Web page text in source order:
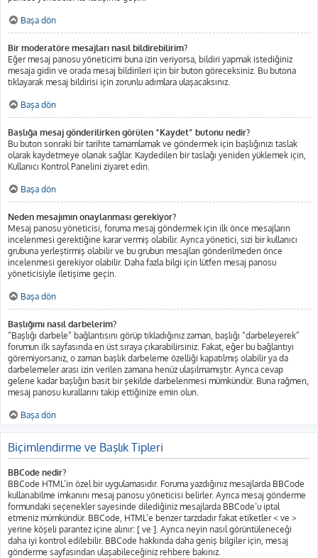
Başa dön
Bir moderatöre mesajları nasıl bildirebilirim?
Eğer mesaj panosu yöneticimi buna izin veriyorsa, bildiri yapmak istediğiniz
mesaja gidin ve orada mesaj bildirileri için bir buton göreceksiniz. Bu butona
tıklayarak mesaj bildirisi için zorunlu adımlara ulaşacaksınız.
Başa dön
Başlığa mesaj gönderilirken görülen “Kaydet” butonu nedir?
Bu buton sonraki bir tarihte tamamlamak ve göndermek için başlığınızı taslak
olarak kaydetmeye olanak sağlar. Kaydedilen bir taslağı yeniden yüklemek için,
Kullanıcı Kontrol Panelini ziyaret edin.
Başa dön
Neden mesajımın onaylanması gerekiyor?
Mesaj panosu yöneticisi, foruma mesaj göndermek için ilk önce mesajların
incelenmesi gerektiğine karar vermiş olabilir. Ayrıca yönetici, sizi bir kullanıcı
grubuna yerleştirmiş olabilir ve bu grubun mesajları gönderilmeden önce
incelenmesi gerekiyor olabilir. Daha fazla bilgi için lütfen mesaj panosu
yöneticisiyle iletişime geçin.
Başa dön
Başlığımı nasıl darbelerim?
“Başlığı darbele” bağlantısını görüp tıkladığınız zaman, başlığı “darbeleyerek”
forumun ilk sayfasında en üst sıraya çıkarabilirsiniz. Fakat, eğer bu bağlantıyı
göremiyorsanız, o zaman başlık darbeleme özelliği kapatılmış olabilir ya da
darbelemeler arası izin verilen zamana henüz ulaşılmamıştır. Ayrıca cevap
gelene kadar başlığın basit bir şekilde darbelenmesi mümkündür. Buna rağmen,
mesaj panosu kurallarını takip ettiğinize emin olun.
Başa dön
Biçimlendirme ve Başlık Tipleri
BBCode nedir?
BBCode HTML’in özel bir uygulamasıdır. Foruma yazdığınız mesajlarda BBCode
kullanabilme imkanını mesaj panosu yöneticisi belirler. Ayrıca mesaj gönderme
formundaki seçenekler sayesinde dilediğiniz mesajlarda BBCode’u iptal
etmeniz mümkündür. BBCode, HTML’e benzer tarzdadır fakat etiketler < ve >
yerine köşeli parantez içine alınır: [ ve ]. Ayrıca neyin nasıl görüntüleneceği
daha iyi kontrol edilebilir. BBCode hakkında daha geniş bilgiler için, mesaj
gönderme sayfasından ulaşabileceğiniz rehbere bakınız.